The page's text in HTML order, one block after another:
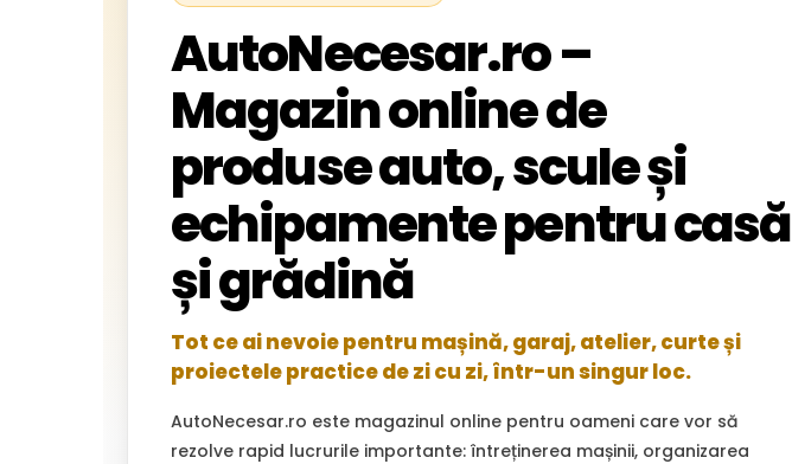
AutoNecesar.ro –
Magazin online de
produse auto, scule și
echipamente pentru casă
și grădină
Tot ce ai nevoie pentru mașină, garaj, atelier, curte și
proiectele practice de zi cu zi, într-un singur loc.
AutoNecesar.ro este magazinul online pentru oameni care vor să
rezolve rapid lucrurile importante: întreținerea mașinii, organizarea